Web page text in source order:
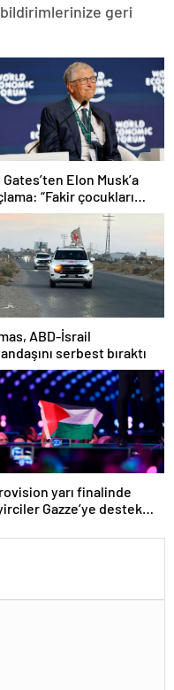
geri
Elon Musk’a
“Fakir çocukları
ABD-İsrail
serbest bıraktı
yarı finalinde
Gazze’ye destek